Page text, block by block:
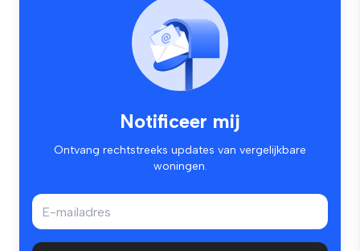
Notificeer mij
Ontvang rechtstreeks updates van vergelijkbare
woningen.